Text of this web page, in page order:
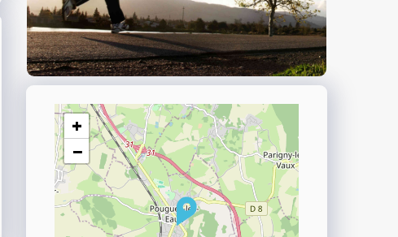
+
−